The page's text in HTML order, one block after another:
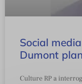
Social
Dumont
Culture RP a